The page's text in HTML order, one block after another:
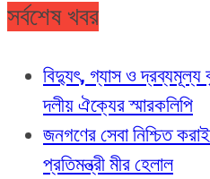
সর্বশেষ খবর
বিদ্যুৎ, গ্যাস ও দ্রব্যমূল্য
দলীয় ঐক্যের স্মারকলিপি
জনগণের সেবা নিশ্চিত
প্রতিমন্ত্রী মীর হেলাল